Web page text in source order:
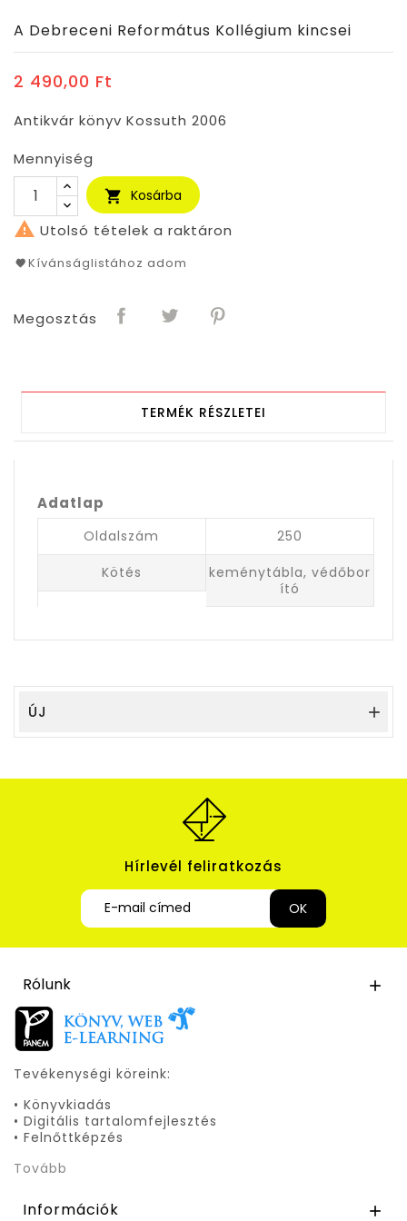
A Debreceni Református Kollégium kincsei
2 490,00 Ft
Antikvár könyv Kossuth 2006
Mennyiség
 Kosárba
 Utolsó tételek a raktáron
Kívánságlistához adom
Megosztás
TERMÉK RÉSZLETEI
Adatlap
Oldalszám
250
Kötés
keménytábla, védőbor
ító
ÚJ 
Hírlevél feliratkozás
Rólunk 
Tevékenységi köreink:
• Könyvkiadás
• Digitális tartalomfejlesztés
• Felnőttképzés
Tovább
Információk 